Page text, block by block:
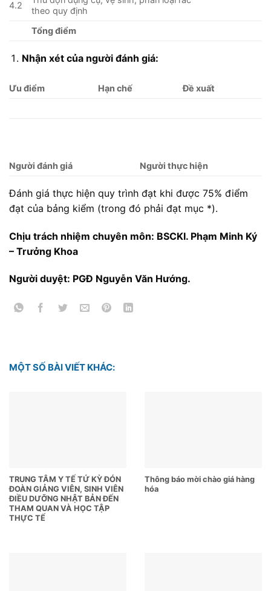
4.2
theo quy định
Tổng điểm
Nhận xét của người đánh giá:
Ưu điểm Hạn chế Đề xuất
Người đánh giá Người thực hiện
Đánh giá thực hiện quy trình đạt khi được 75% điểm
đạt của bảng kiểm (trong đó phải đạt mục *).
Chịu trách nhiệm chuyên môn: BSCKI. Phạm Minh Ký
– Trưởng Khoa
Người duyệt: PGĐ Nguyễn Văn Hướng.
MỘT SỐ BÀI VIẾT KHÁC:
TRUNG TÂM Y TẾ TỨ KỲ ĐÓN
ĐOÀN GIẢNG VIÊN, SINH VIÊN
ĐIỀU DƯỠNG NHẬT BẢN ĐẾN
THAM QUAN VÀ HỌC TẬP
THỰC TẾ
Thông báo mời chào giá hàng
hóa